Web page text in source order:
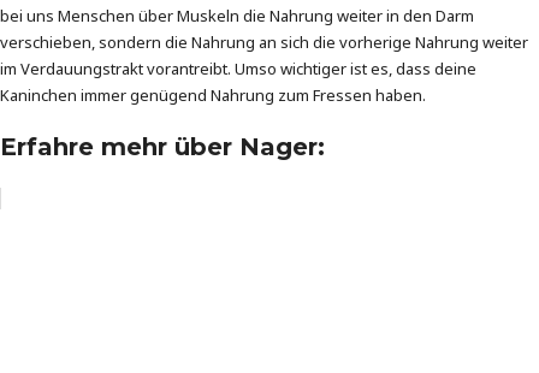
bei uns Menschen über Muskeln die Nahrung weiter in den Darm
verschieben, sondern die Nahrung an sich die vorherige Nahrung weiter
im Verdauungstrakt vorantreibt. Umso wichtiger ist es, dass deine
Kaninchen immer genügend Nahrung zum Fressen haben.
Erfahre mehr über Nager: